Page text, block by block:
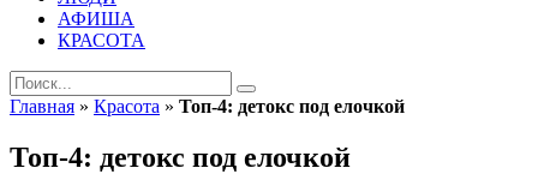
АФИША
КРАСОТА
Главная » Красота » Топ-4: детокс под елочкой
Топ-4: детокс под елочкой